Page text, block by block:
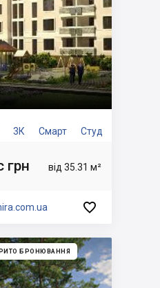
3К Смарт Студ
від 35.31 м²
грн

БРОНЮВАННЯ